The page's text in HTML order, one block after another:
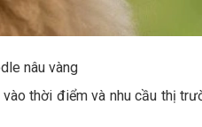
nâu vàng
thời điểm và nhu cầu thị